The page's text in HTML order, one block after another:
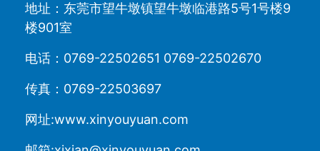
地址：东莞市望牛墩镇望牛墩临港路5号1号楼9
楼901室
电话：0769-22502651 0769-22502670
传真：0769-22503697
网址:www.xinyouyuan.com